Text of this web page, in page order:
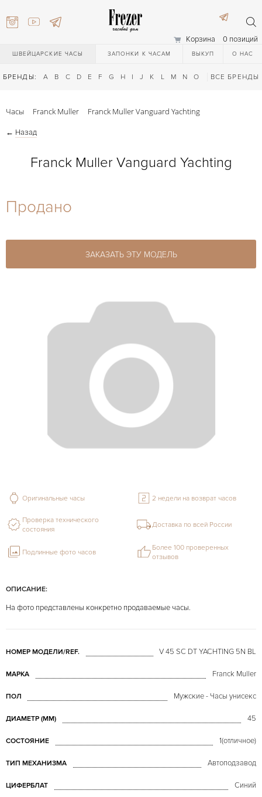
Корзина 0 позиций
ШВЕЙЦАРСКИЕ ЧАСЫ ЗАПОНКИ К ЧАСАМ ВЫКУП О НАС
БРЕНДЫ: A B C D E F G H I J K L M N O Q R S T
ВСЕ БРЕНДЫ
27-44
27-44
Часы Franck Muller Franck Muller Vanguard Yachting
← Назад
Franck Muller Vanguard Yachting
Продано
ЗАКАЗАТЬ ЭТУ МОДЕЛЬ
ОПИСАНИЕ:
На фото представлены конкретно продаваемые часы.
НОМЕР МОДЕЛИ/REF. V 45 SC DT YACHTING 5N BL
МАРКА Franck Muller
ПОЛ Мужские - Часы унисекс
ДИАМЕТР (MM) 45
СОСТОЯНИЕ 1(отличное)
ТИП МЕХАНИЗМА Автоподзавод
ЦИФЕРБЛАТ Синий
Оригинальные часы 2 недели на возврат часов
Проверка технического
состояния
Доставка по всей России
Подлинные фото часов
Более 100 проверенных
отзывов